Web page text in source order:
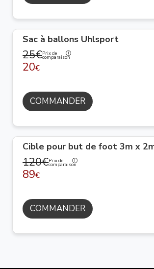
Sac à ballons Uhlsport
25€Prix de
comparaison
20€
COMMANDER
Cible pour but de foot 3m x
120€Prix de
comparaison
89€
COMMANDER